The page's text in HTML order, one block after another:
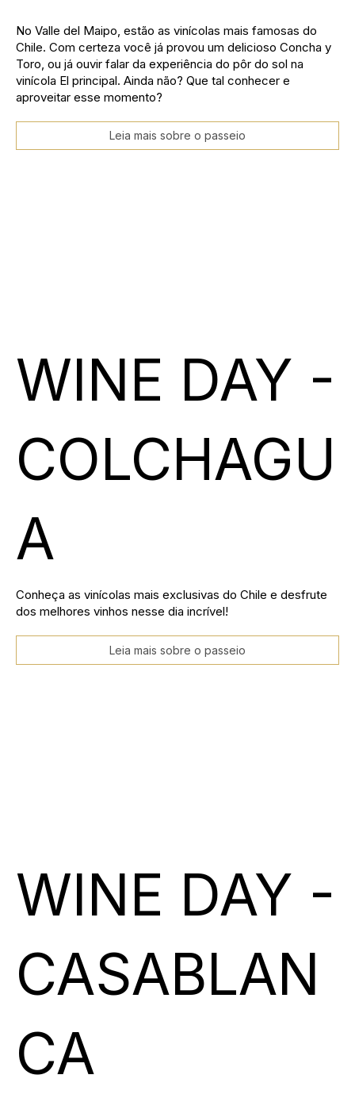
No Valle del Maipo, estão as vinícolas mais famosas do
Chile. Com certeza você já provou um delicioso Concha y
Toro, ou já ouvir falar da experiência do pôr do sol na
vinícola El principal. Ainda não? Que tal conhecer e
aproveitar esse momento?
Leia mais sobre o passeio
WINE DAY -
COLCHAGU
A
Conheça as vinícolas mais exclusivas do Chile e desfrute
dos melhores vinhos nesse dia incrível!
Leia mais sobre o passeio
WINE DAY -
CASABLAN
CA